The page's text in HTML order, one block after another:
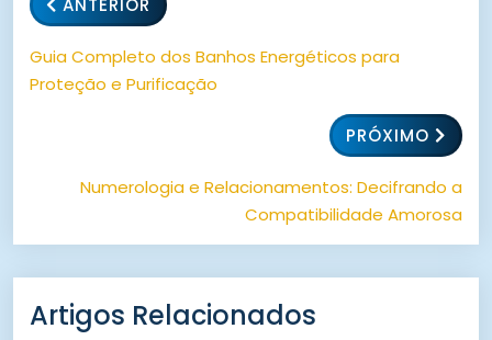
ANTERIOR
Guia Completo dos Banhos Energéticos para
Proteção e Purificação
PRÓXIMO
Numerologia e Relacionamentos: Decifrando a
Compatibilidade Amorosa
Artigos Relacionados